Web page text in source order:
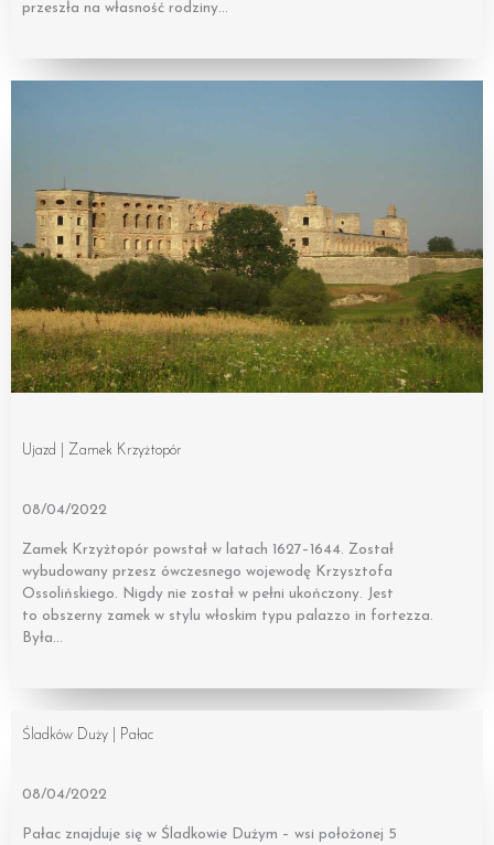
przeszła na własność rodziny…
Ujazd | Zamek Krzyżtopór
08/04/2022
Zamek Krzyżtopór powstał w latach 1627–1644. Został
wybudowany przesz ówczesnego wojewodę Krzysztofa
Ossolińskiego. Nigdy nie został w pełni ukończony. Jest
to obszerny zamek w stylu włoskim typu palazzo in fortezza.
Była…
Śladków Duży | Pałac
08/04/2022
Pałac znajduje się w Śladkowie Dużym – wsi położonej 5